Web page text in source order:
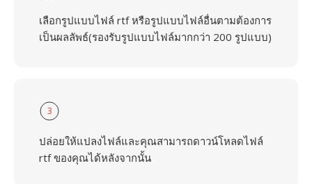
เลือกรูปแบบไฟล์ rtf หรือรูปแบบไฟล์อื่นตามต้องการ
เป็นผลลัพธ์(รองรับรูปแบบไฟล์มากกว่า 200 รูปแบบ)
3
ปล่อยให้แปลงไฟล์และคุณสามารถดาวน์โหลดไฟล์
rtf ของคุณได้หลังจากนั้น